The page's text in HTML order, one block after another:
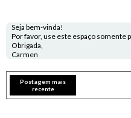
Seja bem-vinda!
Por favor, use este espaço somente
Obrigada,
Carmen
Postagem mais
recente